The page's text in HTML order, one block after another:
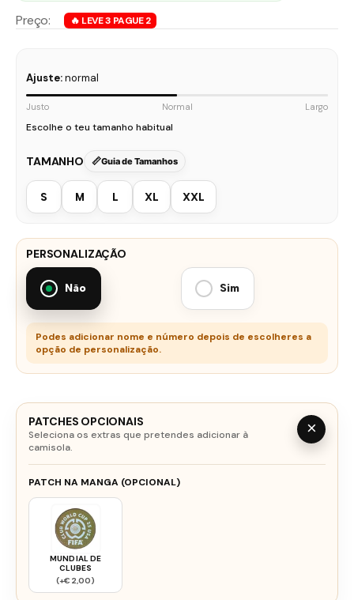
Ajuste:normal
Justo Normal Largo
Escolhe o teu tamanho habitual
TAMANHO Guia de Tamanhos
S M L XL XXL
PERSONALIZAÇÃO
Não Sim
Podes adicionar nome e número depois de escolheres a
opção de personalização.
PATCHES OPCIONAIS
Seleciona os extras que pretendes adicionar à
camisola.
×
PATCH NA MANGA (OPCIONAL)
MUNDIAL DE
CLUBES
(+€2,00)